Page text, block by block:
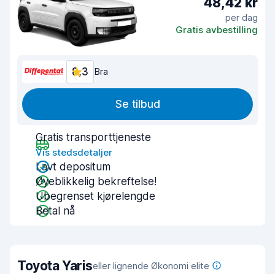
per dag
Gratis avbestilling
8,3 Bra
Se tilbud
Gratis transporttjeneste
Vis stedsdetaljer
Lavt depositum
Øyeblikkelig bekreftelse!
Ubegrenset kjørelengde
Betal nå
Toyota Yariseller lignende Økonomi elite